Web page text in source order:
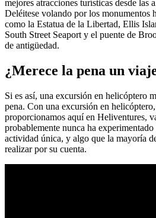
mejores atracciones turísticas desde
Deléitese volando por los monumentos
como la Estatua de la Libertad, Ellis
South Street Seaport y el puente de
de antigüedad.
¿Merece la pena un
Si es así, una excursión en helicóptero
pena. Con una excursión en
proporcionamos aquí en Heliventures,
probablemente nunca ha experimentado
actividad única, y algo que la mayoría
realizar por su cuenta.